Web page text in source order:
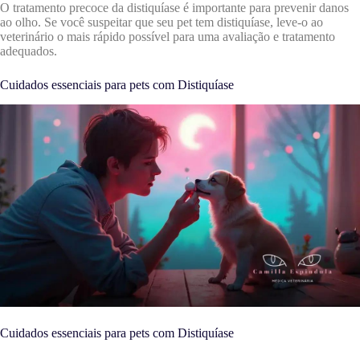
O tratamento precoce da distiquíase é importante para prevenir danos
ao olho. Se você suspeitar que seu pet tem distiquíase, leve-o ao
veterinário o mais rápido possível para uma avaliação e tratamento
adequados.
Cuidados essenciais para pets com Distiquíase
Cuidados essenciais para pets com Distiquíase